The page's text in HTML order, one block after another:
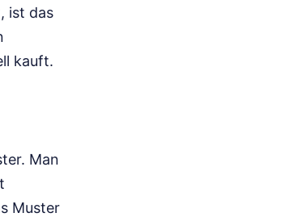
ist das
kauft.
Man
Muster